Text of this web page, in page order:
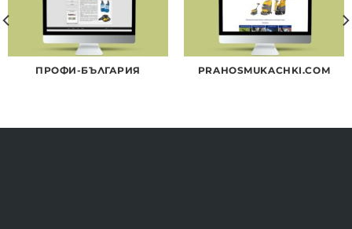
ПРОФИ-БЪЛГАРИЯ PRAHOSMUKACHKI.COM